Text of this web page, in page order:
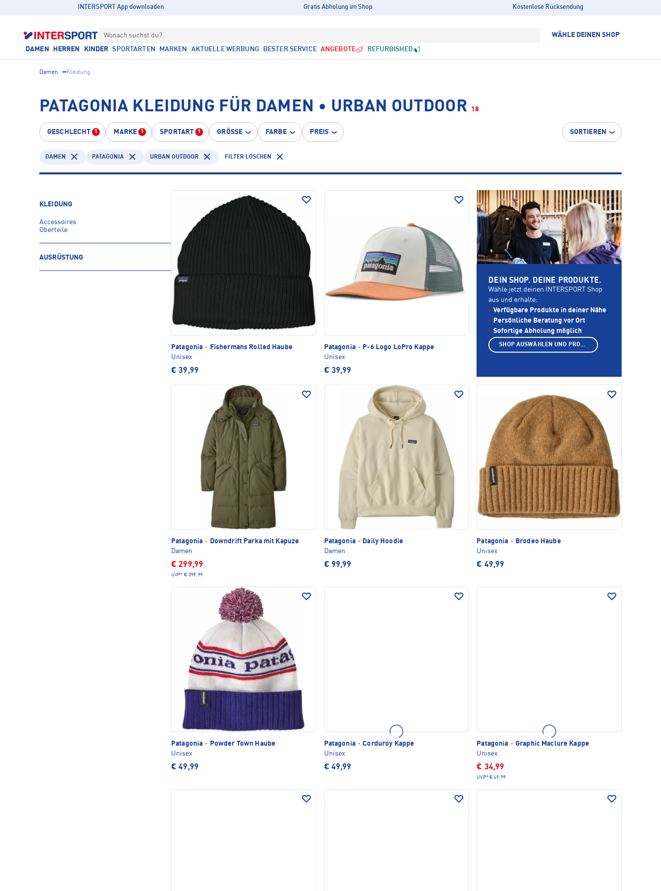
INTERSPORT App downloaden Gratis Abholung im Shop Kostenlose Rücksendung
Wonach suchst du? WÄHLE DEINEN SHOP
DAMEN HERREN KINDER SPORTARTEN MARKEN AKTUELLE WERBUNG BESTER SERVICE ANGEBOTE REFURBISHED
Damen Kleidung
PATAGONIA KLEIDUNG FÜR DAMEN • URBAN OUTDOOR 18
GESCHLECHT 1 MARKE 1 SPORTART 1 GRÖSSE FARBE PREIS SORTIEREN
DAMEN PATAGONIA URBAN OUTDOOR FILTER LÖSCHEN
KLEIDUNG
Accessoires
Oberteile
AUSRÜSTUNG
Patagonia ·
Fishermans Rolled Haube
Unisex
€ 39,99
Patagonia ·
P-6 Logo LoPro Kappe
Unisex
€ 39,99
Patagonia ·
Downdrift Parka mit Kapuze
Damen
€ 299,99
UVP* € 399,99
Patagonia ·
Daily Hoodie
Damen
€ 99,99
Patagonia ·
Brodeo Haube
Unisex
€ 49,99
Patagonia ·
Powder Town Haube
Unisex
€ 49,99
Patagonia · Corduroy Kappe
Unisex
€ 49,99
Patagonia · Graphic Maclure Kappe
Unisex
€ 34,99
UVP* € 49,99
DEIN SHOP. DEINE PRODUKTE.
Wähle jetzt deinen INTERSPORT Shop
aus und erhalte:
Verfügbare Produkte in deiner Nähe
Persönliche Beratung vor Ort
Sofortige Abholung möglich
SHOP AUSWÄHLEN UND PRODUKTE ANZEIGEN